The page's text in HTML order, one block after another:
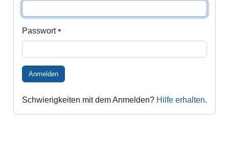
Passwort
Anmelden
Schwierigkeiten mit dem Anmelden? Hilfe erhalten.